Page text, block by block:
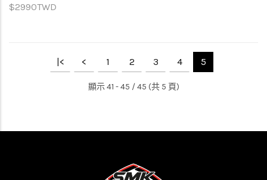
$2990TWD
|< < 1 2 3 4 5
顯示 41 - 45 / 45 (共 5 頁)